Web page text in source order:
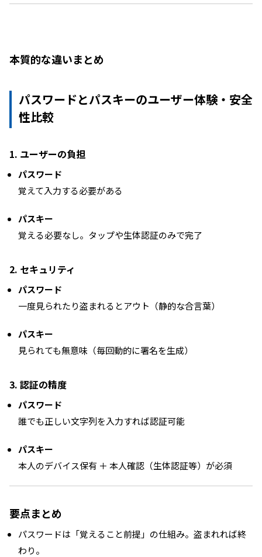
本質的な違いまとめ
パスワードとパスキーのユーザー体験・安全
性比較
1. ユーザーの負担
パスワード
覚えて入力する必要がある
パスキー
覚える必要なし。タップや生体認証のみで完了
2. セキュリティ
パスワード
一度見られたり盗まれるとアウト（静的な合言葉）
パスキー
見られても無意味（毎回動的に署名を生成）
3. 認証の精度
パスワード
誰でも正しい文字列を入力すれば認証可能
パスキー
本人のデバイス保有 ＋ 本人確認（生体認証等）が必須
要点まとめ
パスワードは「覚えること前提」の仕組み。盗まれれば終
わり。